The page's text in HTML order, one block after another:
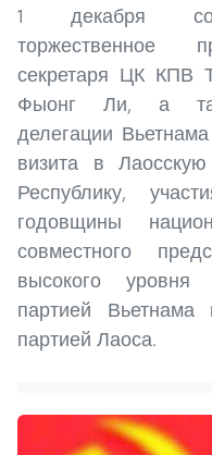
1 декабря
торжественное
секретаря ЦК КПВ
Фыонг Ли, а
делегации
визита в Лаосскую
Республику,
годовщины
совместного
высокого уровня
партией Вьетнама
партией Лаоса.